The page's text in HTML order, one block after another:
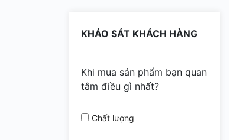
KHẢO SÁT KHÁCH HÀNG
Khi mua sản phẩm bạn quan
tâm điều gì nhất?
Chất lượng